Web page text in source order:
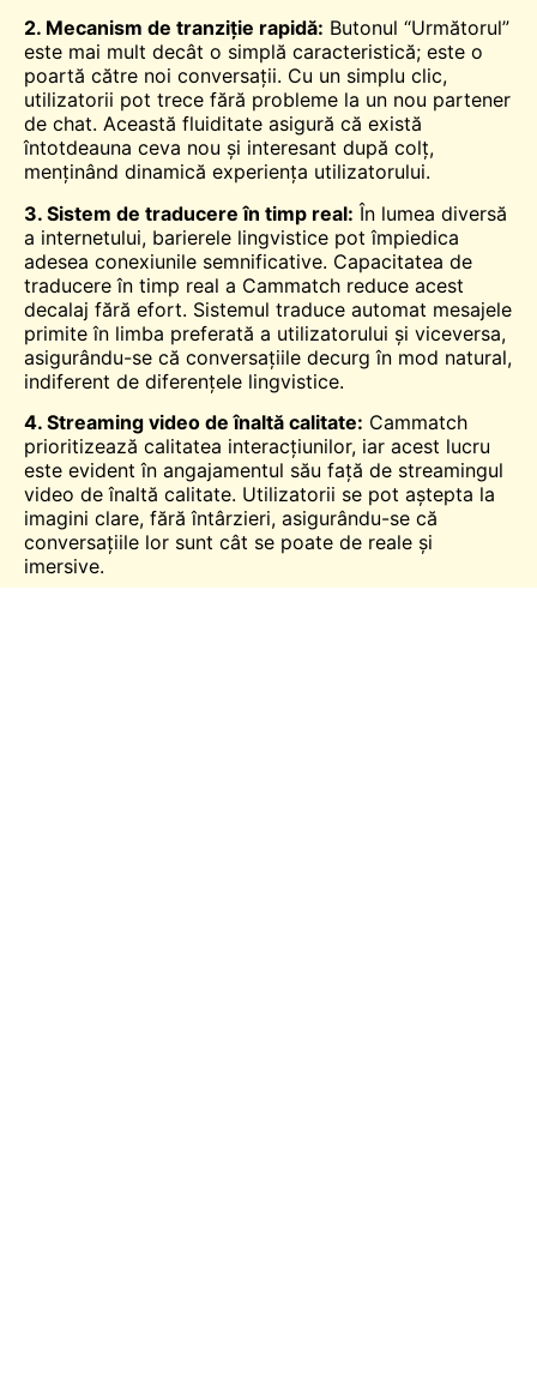
2. Mecanism de tranziție rapidă: Butonul “Următorul”
este mai mult decât o simplă caracteristică; este o
poartă către noi conversații. Cu un simplu clic,
utilizatorii pot trece fără probleme la un nou partener
de chat. Această fluiditate asigură că există
întotdeauna ceva nou și interesant după colț,
menținând dinamică experiența utilizatorului.
3. Sistem de traducere în timp real: În lumea diversă
a internetului, barierele lingvistice pot împiedica
adesea conexiunile semnificative. Capacitatea de
traducere în timp real a Cammatch reduce acest
decalaj fără efort. Sistemul traduce automat mesajele
primite în limba preferată a utilizatorului și viceversa,
asigurându-se că conversațiile decurg în mod natural,
indiferent de diferențele lingvistice.
4. Streaming video de înaltă calitate: Cammatch
prioritizează calitatea interacțiunilor, iar acest lucru
este evident în angajamentul său față de streamingul
video de înaltă calitate. Utilizatorii se pot aștepta la
imagini clare, fără întârzieri, asigurându-se că
conversațiile lor sunt cât se poate de reale și
imersive.